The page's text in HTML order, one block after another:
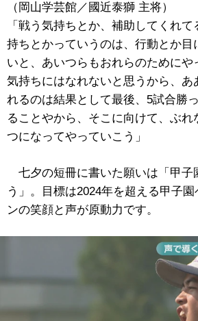
（岡山学芸館／國近泰獅 主将）
「戦う気持ちとか、補助してくれ
持ちとかっていうのは、行動とか目
いと、あいつらもおれらのためにや
気持ちにはなれないと思うから、あ
れるのは結果として最後、5試合勝
ることやから、そこに向けて、ぶれ
つになってやっていこう」
七夕の短冊に書いた願いは「甲
う」。目標は2024年を超える甲子
ンの笑顔と声が原動力です。